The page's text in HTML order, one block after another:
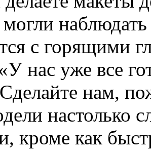
с горящими
нас уже все
нам,
настолько
кроме как